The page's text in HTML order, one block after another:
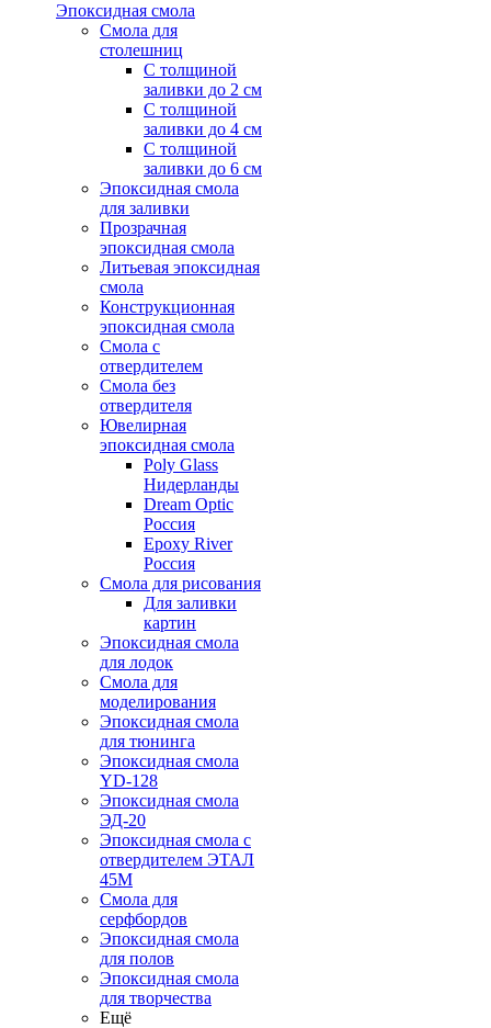
Эпоксидная смола
Смола для
столешниц
С толщиной
заливки до 2 см
С толщиной
заливки до 4 см
С толщиной
заливки до 6 см
Эпоксидная смола
для заливки
Прозрачная
эпоксидная смола
Литьевая эпоксидная
смола
Конструкционная
эпоксидная смола
Смола с
отвердителем
Смола без
отвердителя
Ювелирная
эпоксидная смола
Poly Glass
Нидерланды
Dream Optic
Россия
Epoxy River
Россия
Смола для рисования
Для заливки
картин
Эпоксидная смола
для лодок
Смола для
моделирования
Эпоксидная смола
для тюнинга
Эпоксидная смола
YD-128
Эпоксидная смола
ЭД-20
Эпоксидная смола с
отвердителем ЭТАЛ
45М
Смола для
серфбордов
Эпоксидная смола
для полов
Эпоксидная смола
для творчества
Ещё